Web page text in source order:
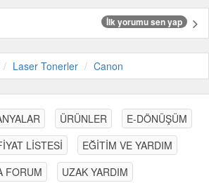
İlk yorumu sen yap
Laser Tonerler Canon
ÜRÜNLER
E-DÖNÜŞÜM
LİSTESİ
EĞİTİM VE YARDIM
FORUM
UZAK YARDIM